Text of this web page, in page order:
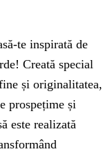
te inspirată de
Creată special
și originalitatea,
prospețime și
este realizată